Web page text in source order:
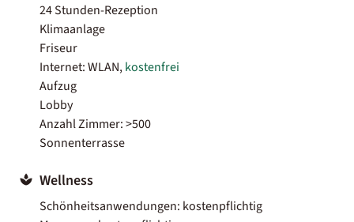
24 Stunden-Rezeption
Klimaanlage
Friseur
Internet: WLAN,kostenfrei
Aufzug
Lobby
Anzahl Zimmer: >500
Sonnenterrasse
Wellness
Schönheitsanwendungen: kostenpflichtig